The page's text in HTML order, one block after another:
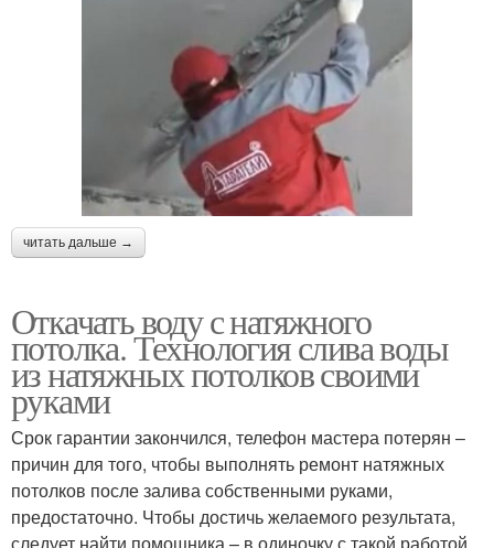
читать дальше →
Откачать воду с натяжного
потолка. Технология слива воды
из натяжных потолков своими
руками
Срок гарантии закончился, телефон мастера потерян –
причин для того, чтобы выполнять ремонт натяжных
потолков после залива собственными руками,
предостаточно. Чтобы достичь желаемого результата,